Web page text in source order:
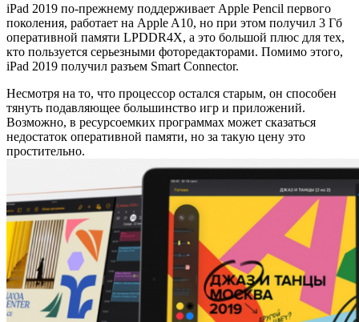
iPad 2019 по-прежнему поддерживает Apple Pencil первого
поколения, работает на Apple A10, но при этом получил 3 Гб
оперативной памяти LPDDR4X, а это большой плюс для тех,
кто пользуется серьезными фоторедакторами. Помимо этого,
iPad 2019 получил разъем Smart Connector.
Несмотря на то, что процессор остался старым, он способен
тянуть подавляющее большинство игр и приложений.
Возможно, в ресурсоемких программах может сказаться
недостаток оперативной памяти, но за такую цену это
простительно.